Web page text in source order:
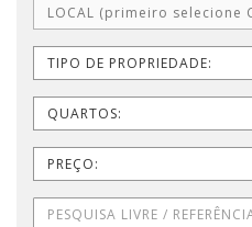
LOCAL (primeiro selecione
TIPO DE PROPRIEDADE:
QUARTOS:
PREÇO: